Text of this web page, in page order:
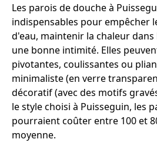
Les parois de douche à
indispensables pour empêcher
d'eau, maintenir la chaleur
une bonne intimité. Elles
pivotantes, coulissantes ou
minimaliste (en verre
décoratif (avec des motifs
le style choisi à Puisseguin, les
pourraient coûter entre 100 et
moyenne.